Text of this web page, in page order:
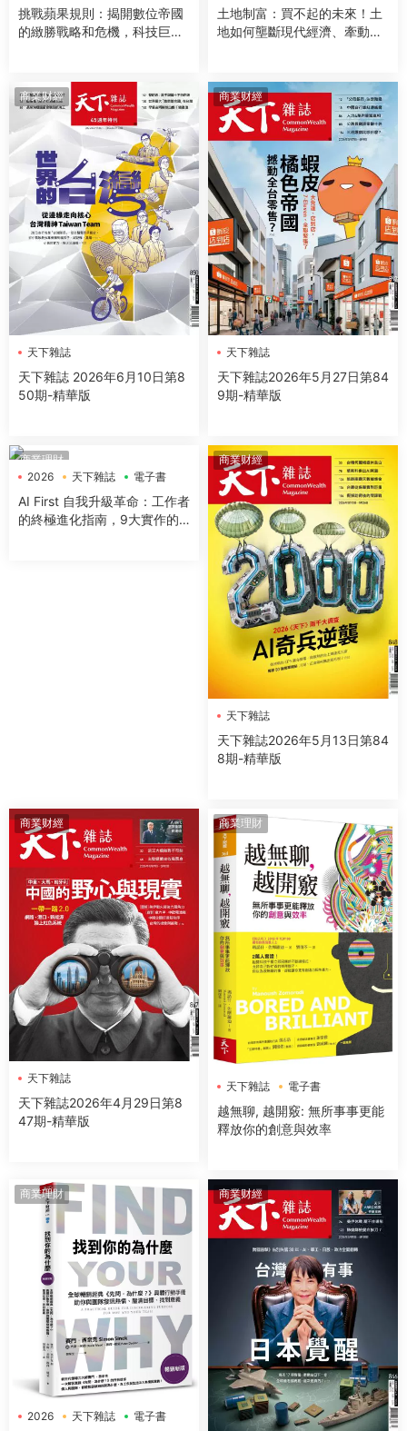
挑戰蘋果規則：揭開數位帝國
的緻勝戰略和危機，科技巨頭
土地制富：買不起的未來！土
地如何壟斷現代經濟、牽動地
商業财經
天下雜誌
天下雜誌 2026年6月10日第8
50期-精華版
商業财經
天下雜誌
天下雜誌2026年5月27日第84
9期-精華版
商業理財
2026
天下雜誌 電子書
AI First 自我升級革命：工作者
的終極進化指南，9大實作的
商業财經
天下雜誌
天下雜誌2026年5月13日第84
8期-精華版
商業财經
天下雜誌
天下雜誌2026年4月29日第8
47期-精華版
商業理財
天下雜誌 電子書
越無聊, 越開竅: 無所事事更能
釋放你的創意與效率
商業理財
2026 天下雜誌 電子書
商業财經